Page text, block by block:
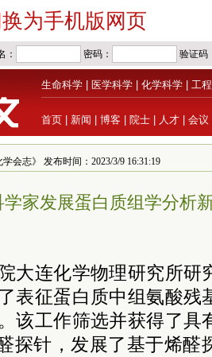
为手机版网页
生命科学 医学科学 化学科学 工
首页 新闻 博客 院士 人才 会议
会志》 发布时间：2023/3/9 16:31:19
学家发展蛋白质组学分析
大连化学物理研究所研
表征蛋白质中组氨酸残
该工作筛选并获得了具
探针，发展了基于烯醛